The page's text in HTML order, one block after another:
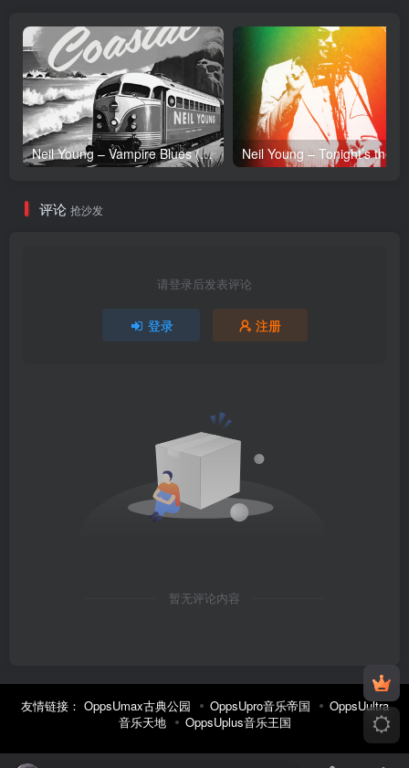
Neil Young – Vampire Blues (Live) – Single(054391239303)【24bit／96.0kHz】土耳其区
评论 抢沙发
请登录后发表评论
登录 注册
暂无评论内容
友情链接： OppsUmax古典公园 OppsUpro音乐帝国
OppsUultra
音乐天地
OppsUplus音乐王国